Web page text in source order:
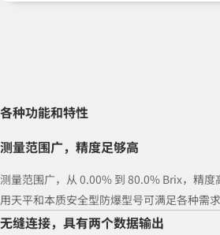
各种功能和特性
测量范围广，精度足够高
测量范围广，从 0.00% 到 80.0% Brix，精
用天平和本质安全型防爆型号可满足各种需求
无缝连接，具有两个数据输出